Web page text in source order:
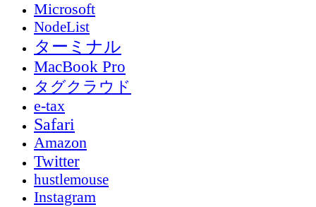
Microsoft
NodeList
ターミナル
MacBook Pro
タグクラウド
e-tax
Safari
Amazon
Twitter
hustlemouse
Instagram